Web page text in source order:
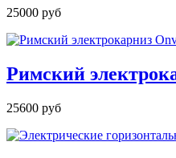
25000 руб
Римский
25600 руб